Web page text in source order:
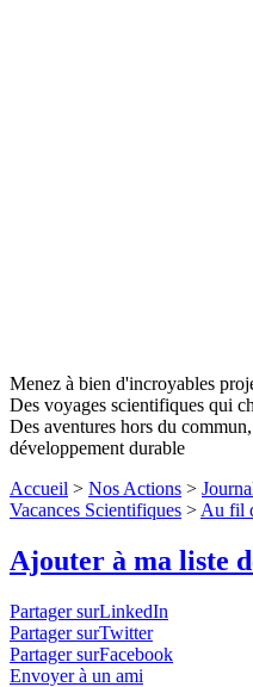
Menez à bien d'incroyables
Des voyages scientifiques qui
Des aventures hors du
développement durable
Accueil > Nos Actions >
Vacances Scientifiques > Au fil
Ajouter à ma liste
Partager surLinkedIn
Partager surTwitter
Partager surFacebook
Envoyer à un ami